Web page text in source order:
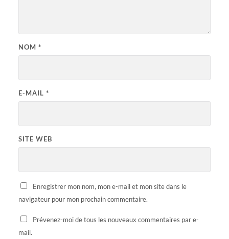
NOM *
E-MAIL *
SITE WEB
Enregistrer mon nom, mon e-mail et mon site dans le
navigateur pour mon prochain commentaire.
Prévenez-moi de tous les nouveaux commentaires par e-
mail.